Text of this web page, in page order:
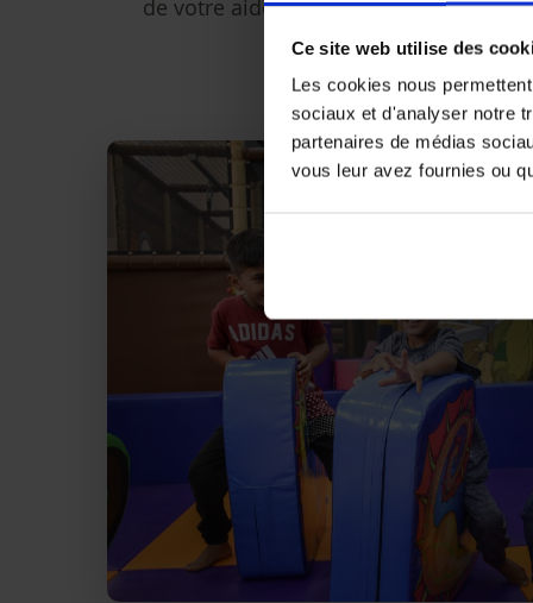
Ce site web utilise des
Les cookies nous
sociaux et d'analyser notre
partenaires de médias
vous leur avez fournies ou
de votre aide.